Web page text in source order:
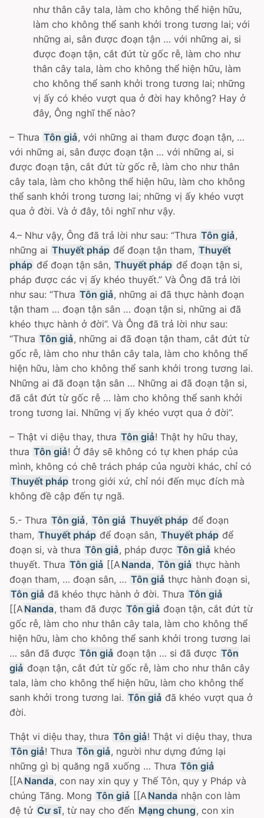
như thân cây tala, làm cho không thể hiện hữu,
làm cho không thể sanh khởi trong tương lai; với
những ai, sân được đoạn tận … với những ai, si
được đoạn tận, cắt đứt từ gốc rễ, làm cho như
thân cây tala, làm cho không thể hiện hữu, làm
cho không thể sanh khởi trong tương lai; những
vị ấy có khéo vượt qua ở đời hay không? Hay ở
đây, Ông nghĩ thế nào?
– Thưa Tôn giả, với những ai tham được đoạn tận, …
với những ai, sân được đoạn tận … với những ai, si
được đoạn tận, cắt đứt từ gốc rễ, làm cho như thân
cây tala, làm cho không thể hiện hữu, làm cho không
thể sanh khởi trong tương lai; những vị ấy khéo vượt
qua ở đời. Và ở đây, tôi nghĩ như vậy.
4.– Như vậy, Ông đã trả lời như sau: “Thưa Tôn giả,
những ai Thuyết pháp để đoạn tận tham, Thuyết
pháp để đoạn tận sân, Thuyết pháp để đoạn tận si,
pháp được các vị ấy khéo thuyết.” Và Ông đã trả lời
như sau: “Thưa Tôn giả, những ai đã thực hành đoạn
tận tham … đoạn tận sân … đoạn tận si, những ai đã
khéo thực hành ở đời”. Và Ông đã trả lời như sau:
“Thưa Tôn giả, những ai đã đoạn tận tham, cắt đứt từ
gốc rễ, làm cho như thân cây tala, làm cho không thể
hiện hữu, làm cho không thể sanh khởi trong tương lai.
Những ai đã đoạn tận sân … Những ai đã đoạn tận si,
đã cắt đứt từ gốc rễ … làm cho không thể sanh khởi
trong tương lai. Những vị ấy khéo vượt qua ở đời”.
– Thật vi diệu thay, thưa Tôn giả! Thật hy hữu thay,
thưa Tôn giả! Ở đây sẽ không có tự khen pháp của
mình, không có chê trách pháp của người khác, chỉ có
Thuyết pháp trong giới xứ, chỉ nói đến mục đích mà
không đề cập đến tự ngã.
5.- Thưa Tôn giả, Tôn giả Thuyết pháp để đoạn
tham, Thuyết pháp để đoạn sân, Thuyết pháp để
đoạn si, và thưa Tôn giả, pháp được Tôn giả khéo
thuyết. Thưa Tôn giả [[A Nanda, Tôn giả thực hành
đoạn tham, … đoạn sân, … Tôn giả thực hành đoạn si,
Tôn giả đã khéo thực hành ở đời. Thưa Tôn giả
[[A Nanda, tham đã được Tôn giả đoạn tận, cắt đứt từ
gốc rễ, làm cho như thân cây tala, làm cho không thể
hiện hữu, làm cho không thể sanh khởi trong tương lai
… sân đã được Tôn giả đoạn tận … si đã được Tôn
giả đoạn tận, cắt đứt từ gốc rễ, làm cho như thân cây
tala, làm cho không thể hiện hữu, làm cho không thể
sanh khởi trong tương lai. Tôn giả đã khéo vượt qua ở
đời.
Thật vi diệu thay, thưa Tôn giả! Thật vi diệu thay, thưa
Tôn giả! Thưa Tôn giả, người như dựng đứng lại
những gì bị quăng ngã xuống … Thưa Tôn giả
[[A Nanda, con nay xin quy y Thế Tôn, quy y Pháp và
chúng Tăng. Mong Tôn giả [[A Nanda nhận con làm
đệ tử Cư sĩ, từ nay cho đến Mạng chung, con xin